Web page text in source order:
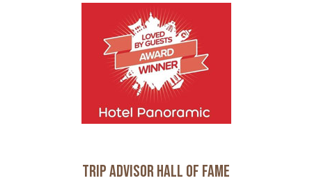
Trip Advisor Hall of Fame